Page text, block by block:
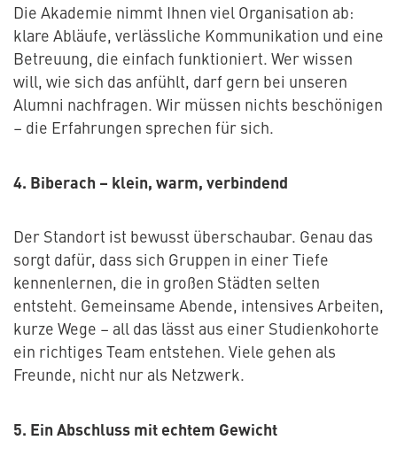
Die Akademie nimmt Ihnen viel Organisation ab:
klare Abläufe, verlässliche Kommunikation und eine
Betreuung, die einfach funktioniert. Wer wissen
will, wie sich das anfühlt, darf gern bei unseren
Alumni nachfragen. Wir müssen nichts beschönigen
– die Erfahrungen sprechen für sich.
4. Biberach – klein, warm, verbindend
Der Standort ist bewusst überschaubar. Genau das
sorgt dafür, dass sich Gruppen in einer Tiefe
kennenlernen, die in großen Städten selten
entsteht. Gemeinsame Abende, intensives Arbeiten,
kurze Wege – all das lässt aus einer Studienkohorte
ein richtiges Team entstehen. Viele gehen als
Freunde, nicht nur als Netzwerk.
5. Ein Abschluss mit echtem Gewicht